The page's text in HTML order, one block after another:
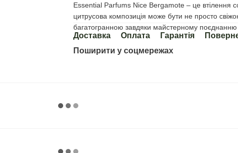
Essential Parfums Nice Bergamote – це втілення
цитрусова композиція може бути не просто
багатогранною завдяки майстерному поєднанню
Доставка Оплата Гарантія
Поширити у соцмережах